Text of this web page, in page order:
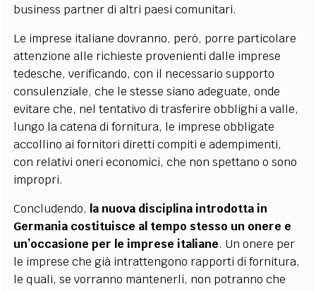
business partner di altri paesi comunitari.
Le imprese italiane dovranno, però, porre particolare
attenzione alle richieste provenienti dalle imprese
tedesche, verificando, con il necessario supporto
consulenziale, che le stesse siano adeguate, onde
evitare che, nel tentativo di trasferire obblighi a valle,
lungo la catena di fornitura, le imprese obbligate
accollino ai fornitori diretti compiti e adempimenti,
con relativi oneri economici, che non spettano o sono
impropri.
Concludendo, la nuova disciplina introdotta in
Germania costituisce al tempo stesso un onere e
un’occasione per le imprese italiane. Un onere per
le imprese che già intrattengono rapporti di fornitura,
le quali, se vorranno mantenerli, non potranno che